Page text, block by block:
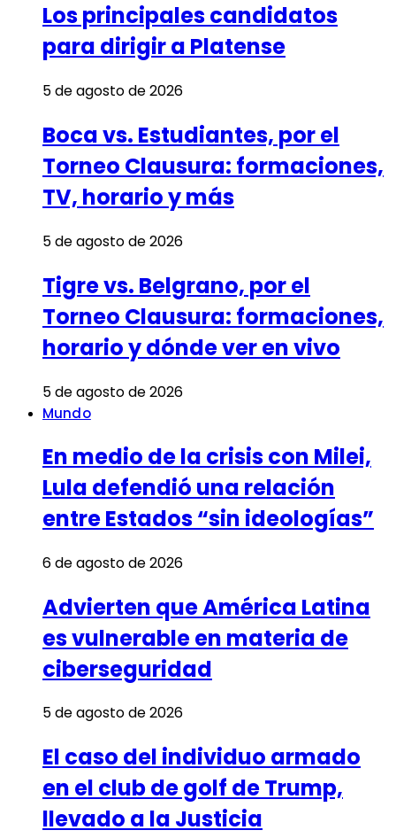
Los principales candidatos
para dirigir a Platense
5 de agosto de 2026
Boca vs. Estudiantes, por el
Torneo Clausura: formaciones,
TV, horario y más
5 de agosto de 2026
Tigre vs. Belgrano, por el
Torneo Clausura: formaciones,
horario y dónde ver en vivo
5 de agosto de 2026
Mundo
En medio de la crisis con Milei,
Lula defendió una relación
entre Estados “sin ideologías”
6 de agosto de 2026
Advierten que América Latina
es vulnerable en materia de
ciberseguridad
5 de agosto de 2026
El caso del individuo armado
en el club de golf de Trump,
llevado a la Justicia